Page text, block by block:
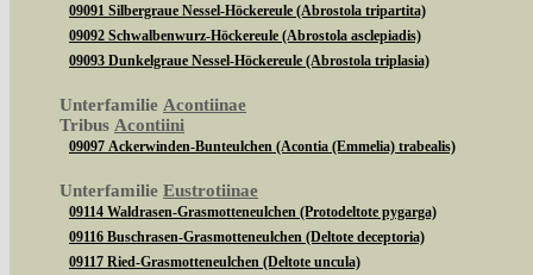
09091 Silbergraue Nessel-Höckereule (Abrostola tripartita)
09092 Schwalbenwurz-Höckereule (Abrostola asclepiadis)
09093 Dunkelgraue Nessel-Höckereule (Abrostola triplasia)
Unterfamilie Acontiinae
Tribus Acontiini
09097 Ackerwinden-Bunteulchen (Acontia (Emmelia) trabealis)
Unterfamilie Eustrotiinae
09114 Waldrasen-Grasmotteneulchen (Protodeltote pygarga)
09116 Buschrasen-Grasmotteneulchen (Deltote deceptoria)
09117 Ried-Grasmotteneulchen (Deltote uncula)